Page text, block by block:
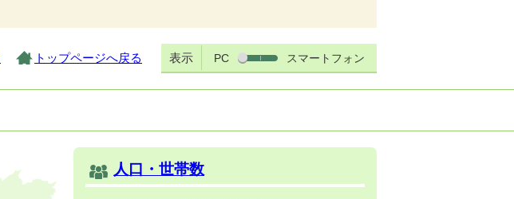
トップページへ戻る 表示 PC スマートフォン
人口・世帯数